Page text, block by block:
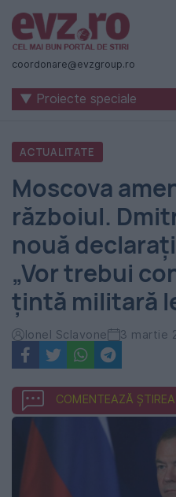
Știri
naționale
internaționale
România
-
Evenimentul
Zilei
coordonare@evzgroup.ro
▼ Proiecte speciale
ACTUALITATE
Moscova
războiul.
nouă
„Vor trebui
ţintă militară
Ionel Sclavone 3 martie
COMENTEAZĂ ȘTIREA